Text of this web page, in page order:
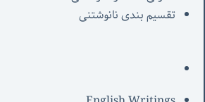
تقسیم بندی نانوشتنی